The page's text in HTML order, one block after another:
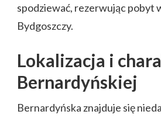
spodziewać, rezerwując pobyt
Bydgoszczy.
Lokalizacja i
Bernardyńskiej
Bernardyńska znajduje się